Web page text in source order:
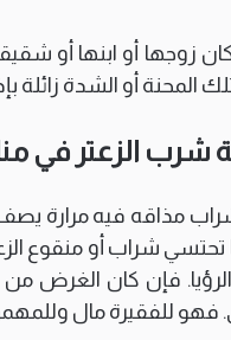
زوجها أو ابنها أو
المحنة أو الشدة زائلة
شرب الزعتر في
مذاقه فيه مرارة يصف
تحتسي شراب أو منقوع
فإن كان الغرض من
فهو للفقيرة مال